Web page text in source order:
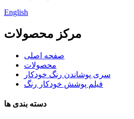
English
مرکز محصولات
صفحه اصلی
محصولات
سری پوشاندن رنگ خودکار
فیلم پوشش خودکار رنگ
دسته بندی ها